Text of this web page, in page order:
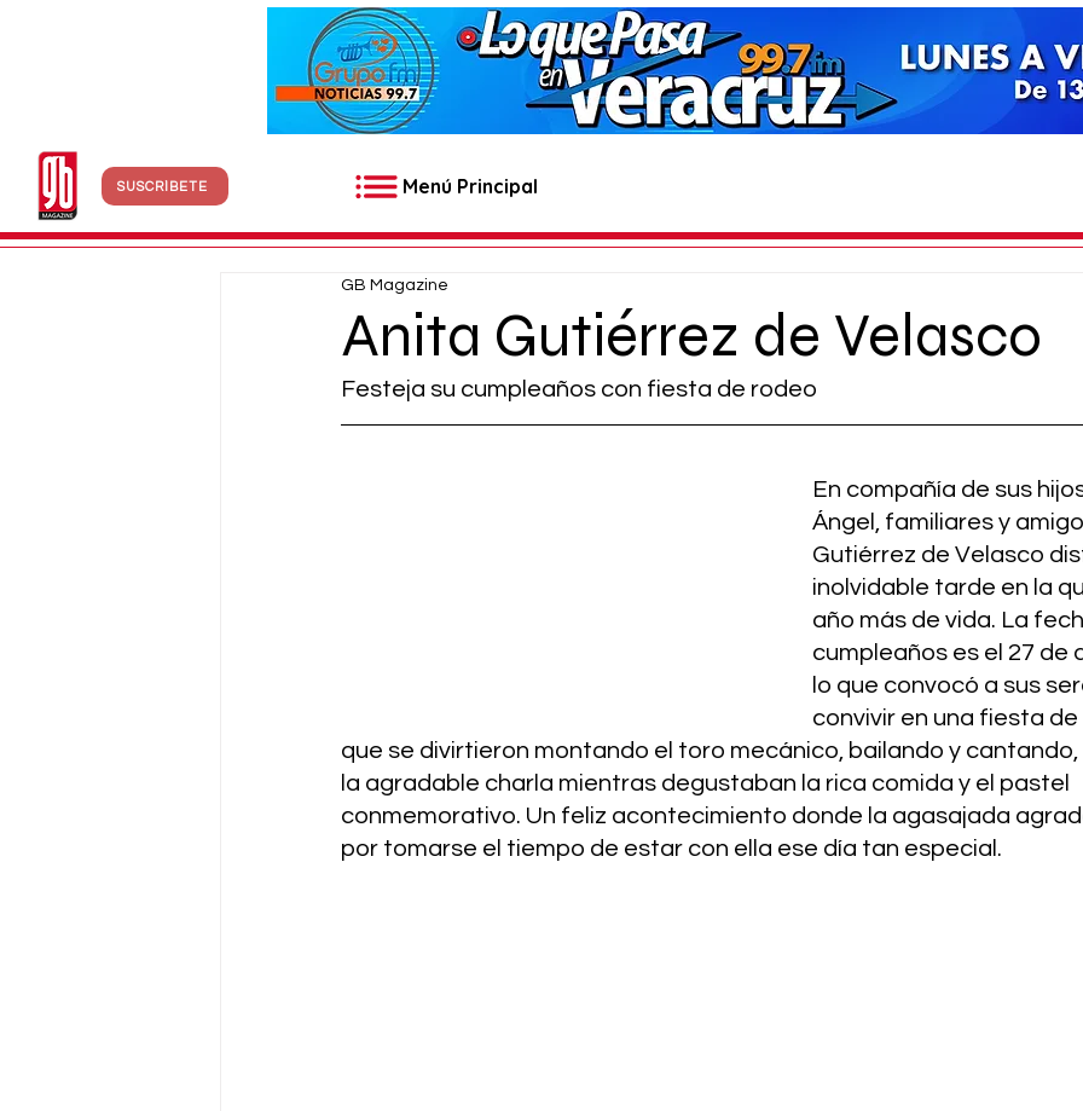
SUSCRÍBETE Menú Principal
Anita Gutiérrez de Velasco
GB Magazine
Festeja su cumpleaños con fiesta de rodeo
En compañía de sus
Ángel, familiares y
Gutiérrez de Velasco
inolvidable tarde en la
año más de vida. La
cumpleaños es el 27 de
lo que convocó a sus
convivir en una fiesta de
que se divirtieron montando el toro mecánico, bailando y cantando,
la agradable charla mientras degustaban la rica comida y el pastel
conmemorativo. Un feliz acontecimiento donde la agasajada
por tomarse el tiempo de estar con ella ese día tan especial.